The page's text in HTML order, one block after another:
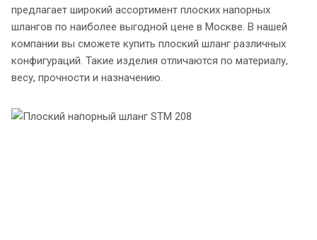
предлагает широкий ассортимент плоских напорных
шлангов по наиболее выгодной цене в Москве. В нашей
компании вы сможете купить плоский шланг различных
конфигураций. Такие изделия отличаются по материалу,
весу, прочности и назначению.